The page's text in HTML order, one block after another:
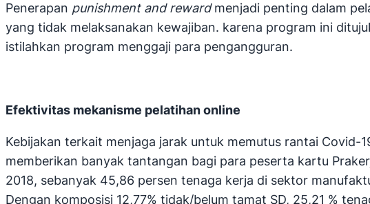
Penerapan punishment and rewardmenjadi penting dalam
yang tidak melaksanakan kewajiban. karena program ini
istilahkan program menggaji para pengangguran.
Efektivitas mekanisme pelatihan online
Kebijakan terkait menjaga jarak untuk memutus rantai Covid-
memberikan banyak tantangan bagi para peserta kartu
2018, sebanyak 45,86 persen tenaga kerja di sektor
Dengan komposisi 12,77% tidak/belum tamat SD, 25,21 %